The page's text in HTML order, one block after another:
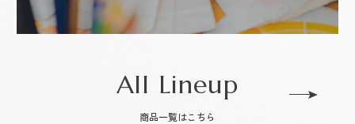
All Lineup
商品一覧はこちら